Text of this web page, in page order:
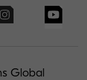
Global